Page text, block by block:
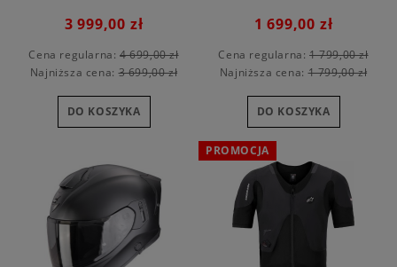
3 999,00 zł
Cena regularna: 4 699,00 zł
Najniższa cena:3 699,00 zł
DO KOSZYKA
1 699,00 zł
Cena regularna: 1 799,00 zł
Najniższa cena:1 799,00 zł
DO KOSZYKA
PROMOCJA